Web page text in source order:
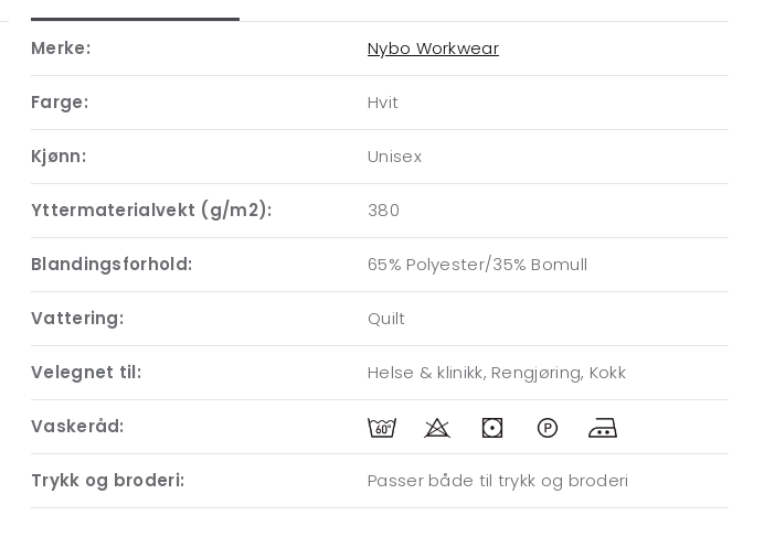
Merke: Nybo Workwear
Farge: Hvit
Kjønn: Unisex
Yttermaterialvekt (g/m2): 380
Blandingsforhold: 65% Polyester/35% Bomull
Vattering: Quilt
Velegnet til: Helse & klinikk, Rengjøring, Kokk
Vaskeråd:
Trykk og broderi: Passer både til trykk og broderi